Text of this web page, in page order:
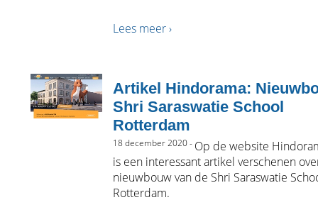
Lees meer ›
Artikel Hindorama:
Shri Saraswatie School
Rotterdam
18 december 2020 - Op de website
is een interessant artikel verschenen
nieuwbouw van de Shri Saraswatie
Rotterdam.